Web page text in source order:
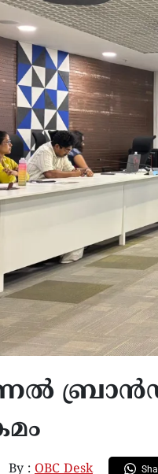
By : OBC Desk